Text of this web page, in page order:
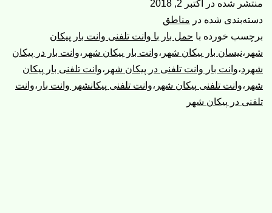
منتشر شده در
اکتبر 2, 2018
دسته‌بندی شده در مناطق
برچسب خورده با حمل بار با وانت تلفنی وانت بار پیکان
شهر ،نیسان بار پیکان شهر ،وانت بار پیکان شهر ،وانت بار در پیکان
شهرد،وانت بار وانت تلفنی در پیکان شهر ،وانت تلفنی بار پیکان
شهر ،وانت تلفنی پیکان شهر ،وانت تلفنی پیکانشهر وانت بار ،وانت
تلفنی در پیکان شهر